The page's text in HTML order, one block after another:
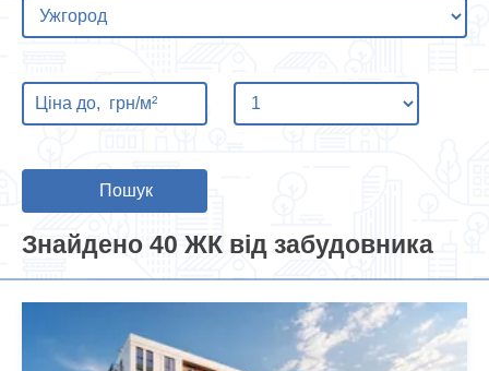
Пошук
Знайдено 40 ЖК від забудовника